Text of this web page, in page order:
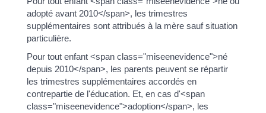
adopté avant 2010</span>, les trimestres
supplémentaires sont attribués à la mère sauf situation
particulière.
Pour tout enfant <span class="miseenevidence">né
depuis 2010</span>, les parents peuvent se répartir
les trimestres supplémentaires accordés en
contrepartie de l'éducation. Et, en cas d'<span
class="miseenevidence">adoption</span>, les